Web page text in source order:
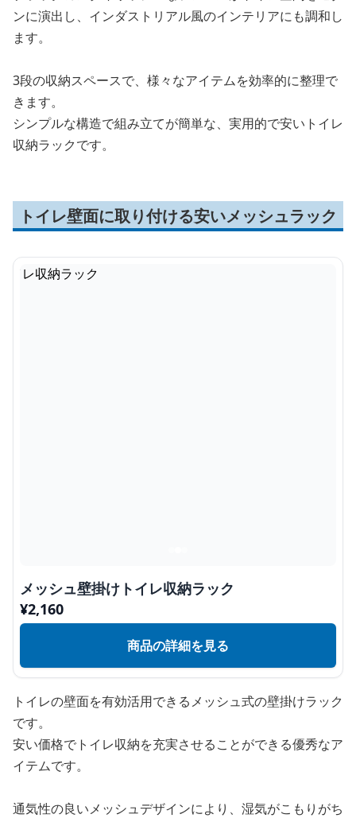
ンに演出し、インダストリアル風のインテリアにも調和し
ます。
3段の収納スペースで、様々なアイテムを効率的に整理で
きます。
シンプルな構造で組み立てが簡単な、実用的で安いトイレ
収納ラックです。
トイレ壁面に取り付ける安いメッシュラック
メッシュ壁掛けトイレ収納ラック
¥2,160
商品の詳細を見る
トイレの壁面を有効活用できるメッシュ式の壁掛けラック
です。
安い価格でトイレ収納を充実させることができる優秀なア
イテムです。
通気性の良いメッシュデザインにより、湿気がこもりがち